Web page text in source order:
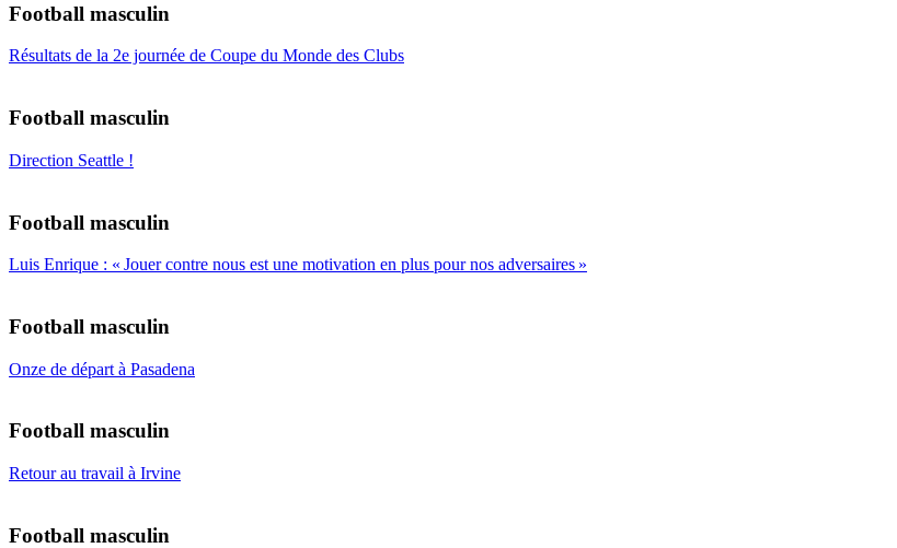
Football masculin
Résultats de la 2e journée de Coupe du Monde des Clubs
Football masculin
Direction Seattle !
Football masculin
Luis Enrique : « Jouer contre nous est une motivation en plus pour nos adversaires »
Football masculin
Onze de départ à Pasadena
Football masculin
Retour au travail à Irvine
Football masculin